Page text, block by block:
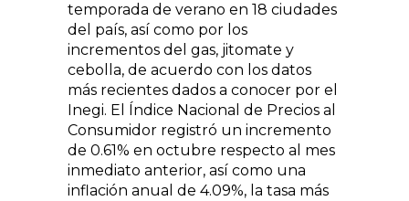
temporada de verano en 18 ciudades
del país, así como por los
incrementos del gas, jitomate y
cebolla, de acuerdo con los datos
más recientes dados a conocer por el
Inegi. El Índice Nacional de Precios al
Consumidor registró un incremento
de 0.61% en octubre respecto al mes
inmediato anterior, así como una
inflación anual de 4.09%, la tasa más